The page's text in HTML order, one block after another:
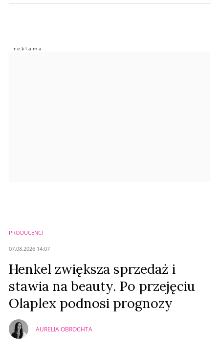
Imię (Wymagane)
PRODUCENCI
07.08.2026 14:07
Henkel zwiększa sprzedaż i
stawia na beauty. Po przejęciu
Olaplex podnosi prognozy
AURELIA OBROCHTA